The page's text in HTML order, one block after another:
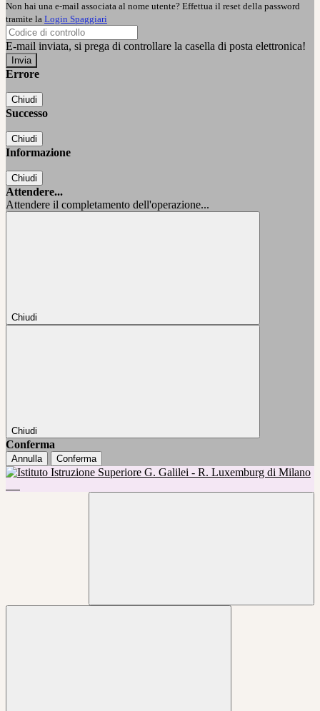
Non hai una e-mail associata al nome utente? Effettua il reset della password
tramite la Login Spaggiari
E-mail inviata, si prega di controllare la casella di posta elettronica!
Errore
Chiudi
Successo
Chiudi
Informazione
Chiudi
Attendere...
Attendere il completamento dell'operazione...
Chiudi
Chiudi
Conferma
Annulla Conferma